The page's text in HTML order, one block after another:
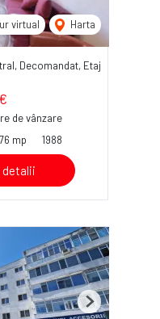
virtual Harta
Decomandat, Etaj
de vânzare
76 mp 1988
detalii
Next